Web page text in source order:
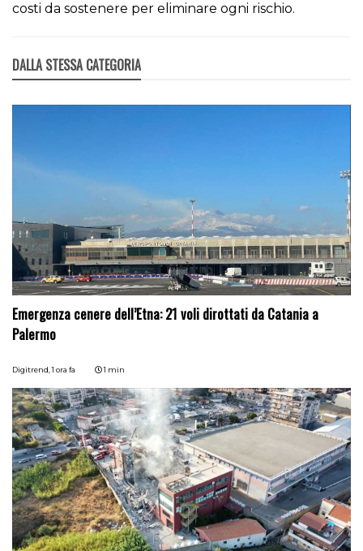
costi da sostenere per eliminare ogni rischio.
DALLA STESSA CATEGORIA
Emergenza cenere dell’Etna: 21 voli dirottati da Catania a
Palermo
Digitrend,1 ora fa 1 min